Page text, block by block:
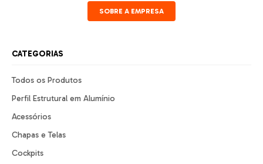
SOBRE A EMPRESA
CATEGORIAS
Todos os Produtos
Perfil Estrutural em Alumínio
Acessórios
Chapas e Telas
Cockpits